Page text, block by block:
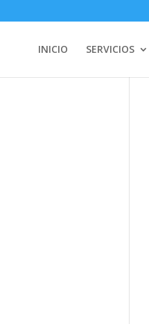
INICIO SERVICIOS